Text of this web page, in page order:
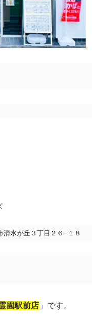
清水が丘３丁目２６−１８
園駅前店 」です。